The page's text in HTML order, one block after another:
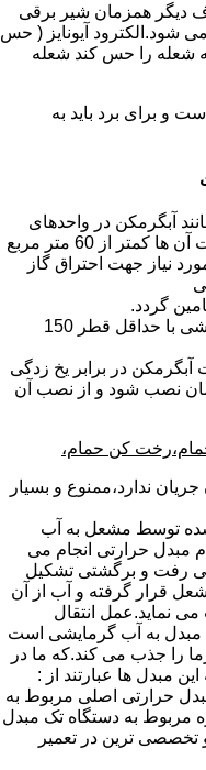
دیگر همزمان شیر برقی
شود.الکترود آیونایز ( حس
شعله را حس کند شعله
و برای برد باید به
آبگرمکن در واحدهای
مسکونی و غیر مسکونی که مسحت آن ها کمتر از 60 متر مربع
نیاز جهت احتراق گاز
گردد.
در بالای محل نصب آبگرمکن دودکشی با حداقل قطر 150
در برابر یخ زدگی
نصب شود و از نصب آن
کن حمام،
ندارد،ممنوع و بسیار
شده توسط مشعل به آب
مبدل حرارتی انجام می
رفت و برگشتی تشکیل
قرار گرفته و آب از آن
نماید.عمل انتقال
مبدل به آب گرمایشی است
را جذب می کند.که ما در
مبدل ها عبارتند از :
حرارتی اصلی مربوط به
مربوط به دستگاه تک مبدل
تخصصی ترین در تعمیر